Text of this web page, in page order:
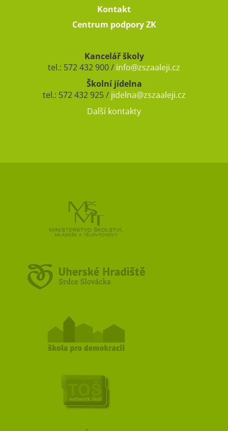
Kontakt
Centrum podpory ZK
Kancelář školy
tel.: 572 432 900 / info@zszaaleji.cz
Školní jídelna
tel.: 572 432 925 / jidelna@zszaaleji.cz
Další kontakty